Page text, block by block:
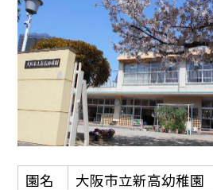
園名
大阪市立新高幼稚園